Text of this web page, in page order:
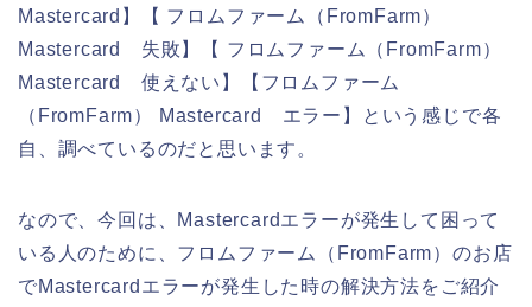
Mastercard】【 フロムファーム（FromFarm）
Mastercard 失敗】【 フロムファーム（FromFarm）
Mastercard 使えない】【フロムファーム
（FromFarm） Mastercard エラー】という感じで各
自、調べているのだと思います。
なので、今回は、Mastercardエラーが発生して困って
いる人のために、フロムファーム（FromFarm）のお店
でMastercardエラーが発生した時の解決方法をご紹介